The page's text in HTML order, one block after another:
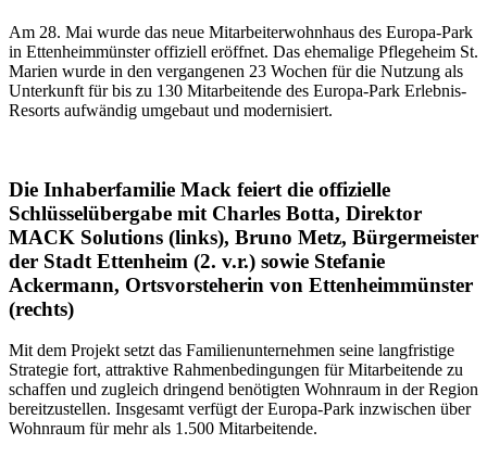
Am 28. Mai wurde das neue Mitarbeiterwohnhaus des Europa-Park
in Ettenheimmünster offiziell eröffnet. Das ehemalige Pflegeheim St.
Marien wurde in den vergangenen 23 Wochen für die Nutzung als
Unterkunft für bis zu 130 Mitarbeitende des Europa-Park Erlebnis-
Resorts aufwändig umgebaut und modernisiert.
Die Inhaberfamilie Mack feiert die offizielle
Schlüsselübergabe mit Charles Botta, Direktor
MACK Solutions (links), Bruno Metz, Bürgermeister
der Stadt Ettenheim (2. v.r.) sowie Stefanie
Ackermann, Ortsvorsteherin von Ettenheimmünster
(rechts)
Mit dem Projekt setzt das Familienunternehmen seine langfristige
Strategie fort, attraktive Rahmenbedingungen für Mitarbeitende zu
schaffen und zugleich dringend benötigten Wohnraum in der Region
bereitzustellen. Insgesamt verfügt der Europa-Park inzwischen über
Wohnraum für mehr als 1.500 Mitarbeitende.